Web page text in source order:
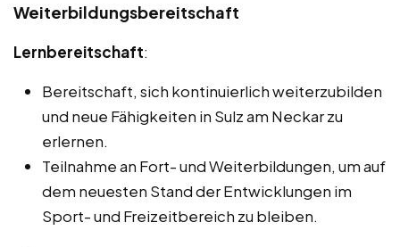
Weiterbildungsbereitschaft
Lernbereitschaft:
Bereitschaft, sich kontinuierlich weiterzubilden
und neue Fähigkeiten in Sulz am Neckar zu
erlernen.
Teilnahme an Fort- und Weiterbildungen, um auf
dem neuesten Stand der Entwicklungen im
Sport- und Freizeitbereich zu bleiben.